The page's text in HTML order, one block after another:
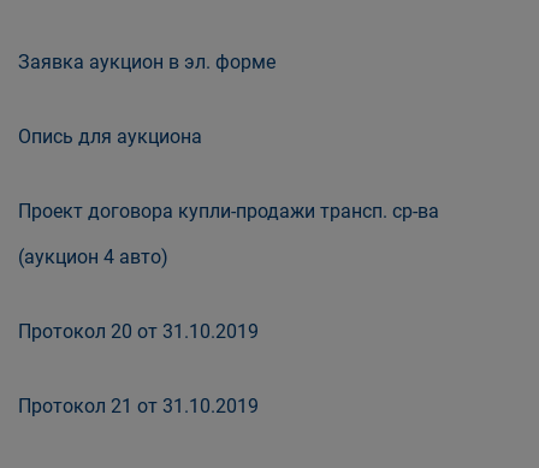
Заявка аукцион в эл. форме
Опись для аукциона
Проект договора купли-продажи трансп. ср-ва
(аукцион 4 авто)
Протокол 20 от 31.10.2019
Протокол 21 от 31.10.2019